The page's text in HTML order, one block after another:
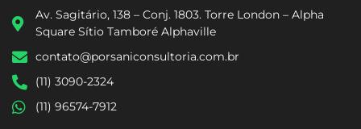
Av. Sagitário, 138 – Conj. 1803. Torre London – Alpha
Square Sítio Tamboré Alphaville
contato@porsaniconsultoria.com.br
(11) 3090-2324
(11) 96574-7912